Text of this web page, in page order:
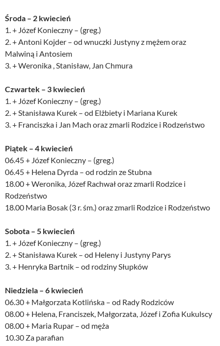
Środa – 2 kwiecień
1. + Józef Konieczny – (greg.)
2. + Antoni Kojder – od wnuczki Justyny z mężem oraz
Malwiną i Antosiem
3. + Weronika , Stanisław, Jan Chmura
Czwartek – 3 kwiecień
1. + Józef Konieczny – (greg.)
2. + Stanisława Kurek – od Elżbiety i Mariana Kurek
3. + Franciszka i Jan Mach oraz zmarli Rodzice i Rodzeństwo
Piątek – 4 kwiecień
06.45 + Józef Konieczny – (greg.)
06.45 + Helena Dyrda – od rodzin ze Stubna
18.00 + Weronika, Józef Rachwał oraz zmarli Rodzice i
Rodzeństwo
18.00 Maria Bosak (3 r. śm.) oraz zmarli Rodzice i Rodzeństwo
Sobota – 5 kwiecień
1. + Józef Konieczny – (greg.)
2. + Stanisława Kurek – od Heleny i Justyny Parys
3. + Henryka Bartnik – od rodziny Słupków
Niedziela – 6 kwiecień
06.30 + Małgorzata Kotlińska – od Rady Rodziców
08.00 + Helena, Franciszek, Małgorzata, Józef i Zofia Kukulscy
08.00 + Maria Rupar – od męża
10.30 Za parafian